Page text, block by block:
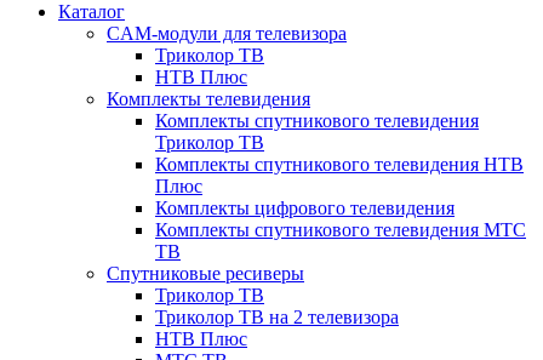
Каталог
CAM-модули для телевизора
Триколор ТВ
НТВ Плюс
Комплекты телевидения
Комплекты спутникового телевидения
Триколор ТВ
Комплекты спутникового телевидения НТВ
Плюс
Комплекты цифрового телевидения
Комплекты спутникового телевидения МТС
ТВ
Спутниковые ресиверы
Триколор ТВ
Триколор ТВ на 2 телевизора
НТВ Плюс